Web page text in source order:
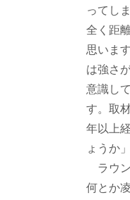
ってし
全く距
思いま
は強さ
意識し
す。取
年以上
ょうか
ラウン
何とか